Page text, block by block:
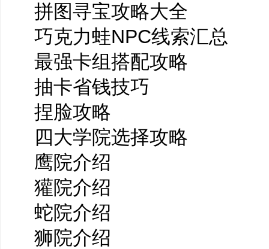
拼图寻宝攻略大全
巧克力蛙NPC线索汇总
最强卡组搭配攻略
抽卡省钱技巧
捏脸攻略
四大学院选择攻略
鹰院介绍
獾院介绍
蛇院介绍
狮院介绍